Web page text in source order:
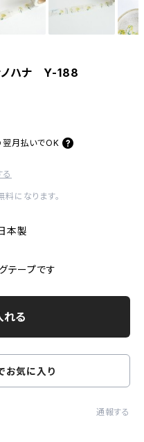
ハナ Y-188
翌月払いでOK
になります。
本製
テープです
れる
お気に入り
通報する